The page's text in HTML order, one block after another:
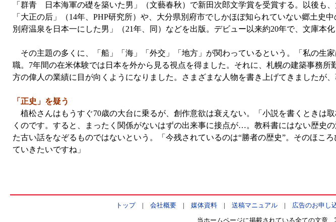
「群青 日本海軍の礎を築いた男」（文藝春秋）で新田次郎文学賞を受賞する。以後も
「大正の后」（14年、PHP研究所）や、大分県別府市でしかほぼ知られていない郷土史
別府温泉を日本一にした男」（21年、同）などを出版。デビュー以来約20年で、文庫本
その主題の多くに、「船」「海」「外交」「地方」が関わっているという。「私の生
職。7年間の在米体験では日本を外から見る視点を得ました。それに、札幌の建築事務
方の偉人の業績に目が向くようになりました。さまざまな人物を書き上げてきましたが
「正史」を疑う
植松さんはもうすぐ70歳の大台に乗るが、創作意欲は衰えない。「小説を書くときは
くのです。すると、まったく関係がないはずの出来事に接点が…。教科書にはない歴史
た古い話をなぞるものではないという。「今残されているのは“勝者の歴史”。そのほこ
ていきたいですね」
トップ| 会社概要| 媒体資料| 送稿マニュアル| 広告のお申し
当ホームページに掲載されている全ての文章